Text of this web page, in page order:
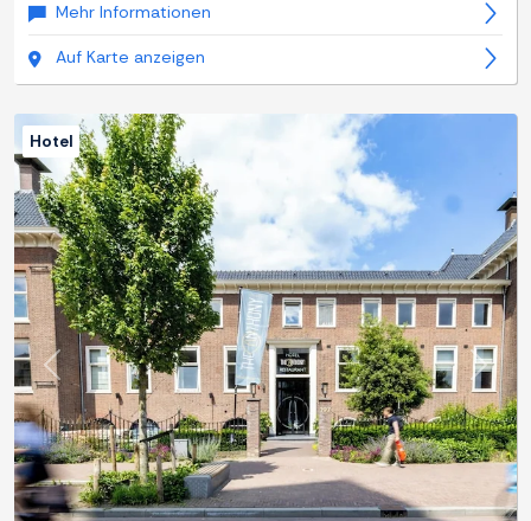
Mehr Informationen
Auf Karte anzeigen
Zurück
Hotel